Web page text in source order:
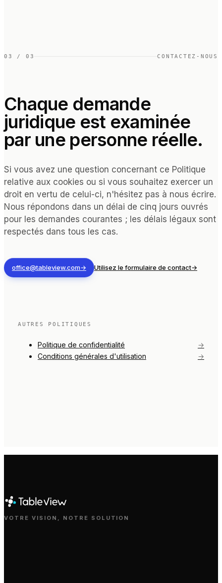
03 / 03 CONTACTEZ-NOUS
Chaque demande
juridique est examinée
par une personne réelle.
Si vous avez une question concernant ce Politique
relative aux cookies ou si vous souhaitez exercer un
droit en vertu de celui-ci, n'hésitez pas à nous écrire.
Nous répondons dans un délai de cinq jours ouvrés
pour les demandes courantes ; les délais légaux sont
respectés dans tous les cas.
office@tableview.com→ Utilisez le formulaire de contact→
AUTRES POLITIQUES
Politique de confidentialité
→
Conditions générales d'utilisation
→
VOTRE VISION, NOTRE SOLUTION